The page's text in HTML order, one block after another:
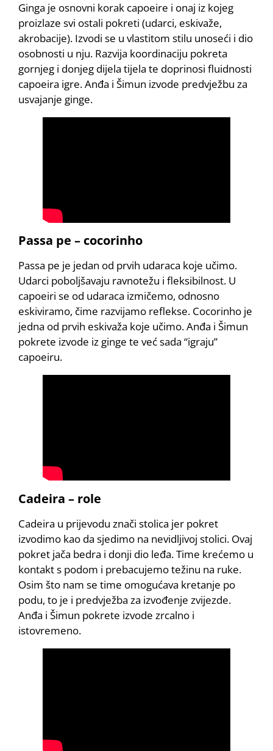
Ginga je osnovni korak capoeire i onaj iz kojeg
proizlaze svi ostali pokreti (udarci, eskivaže,
akrobacije). Izvodi se u vlastitom stilu unoseći i dio
osobnosti u nju. Razvija koordinaciju pokreta
gornjeg i donjeg dijela tijela te doprinosi fluidnosti
capoeira igre. Anđa i Šimun izvode predvježbu za
usvajanje ginge.
Passa pe – cocorinho
Passa pe je jedan od prvih udaraca koje učimo.
Udarci poboljšavaju ravnotežu i fleksibilnost. U
capoeiri se od udaraca izmičemo, odnosno
eskiviramo, čime razvijamo reflekse. Cocorinho je
jedna od prvih eskivaža koje učimo. Anđa i Šimun
pokrete izvode iz ginge te već sada “igraju”
capoeiru.
Cadeira – role
Cadeira u prijevodu znači stolica jer pokret
izvodimo kao da sjedimo na nevidljivoj stolici. Ovaj
pokret jača bedra i donji dio leđa. Time krećemo u
kontakt s podom i prebacujemo težinu na ruke.
Osim što nam se time omogućava kretanje po
podu, to je i predvježba za izvođenje zvijezde.
Anđa i Šimun pokrete izvode zrcalno i
istovremeno.